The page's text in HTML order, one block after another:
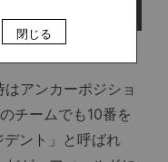
ルの動画
アンカーポジショ
チームでも10番を
ント」と呼ばれ
閉じる